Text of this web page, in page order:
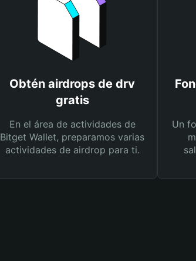
Obtén airdrops de drv
gratis
En el área de actividades de
Bitget Wallet, preparamos varias
actividades de airdrop para ti.
Un